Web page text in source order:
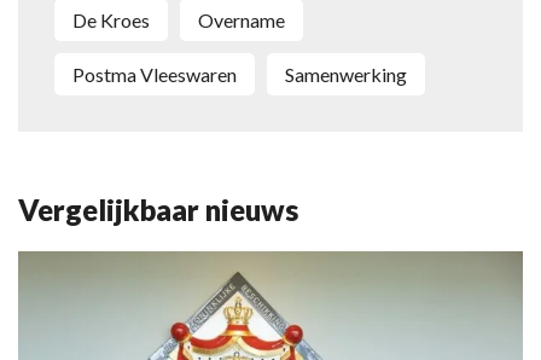
De Kroes overname
Postma Vleeswaren samenwerking
Vergelijkbaar nieuws